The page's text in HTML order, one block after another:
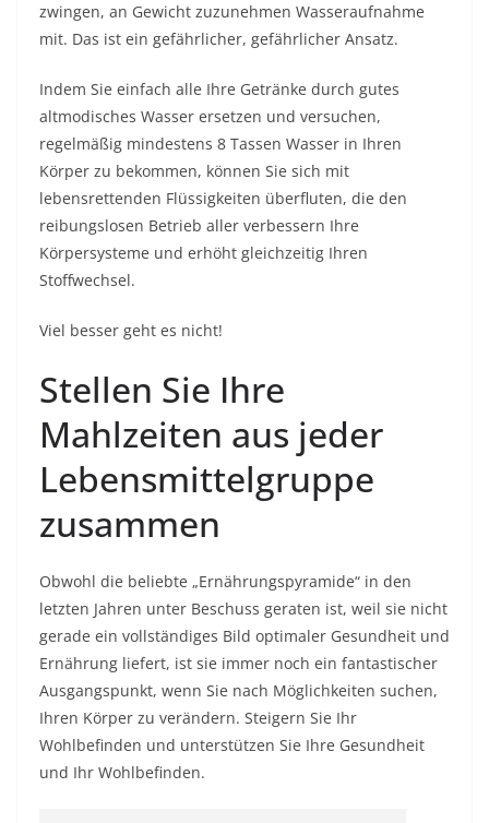
zwingen, an Gewicht zuzunehmen Wasseraufnahme
mit. Das ist ein gefährlicher, gefährlicher Ansatz.
Indem Sie einfach alle Ihre Getränke durch gutes
altmodisches Wasser ersetzen und versuchen,
regelmäßig mindestens 8 Tassen Wasser in Ihren
Körper zu bekommen, können Sie sich mit
lebensrettenden Flüssigkeiten überfluten, die den
reibungslosen Betrieb aller verbessern Ihre
Körpersysteme und erhöht gleichzeitig Ihren
Stoffwechsel.
Viel besser geht es nicht!
Stellen Sie Ihre
Mahlzeiten aus jeder
Lebensmittelgruppe
zusammen
Obwohl die beliebte „Ernährungspyramide“ in den
letzten Jahren unter Beschuss geraten ist, weil sie nicht
gerade ein vollständiges Bild optimaler Gesundheit und
Ernährung liefert, ist sie immer noch ein fantastischer
Ausgangspunkt, wenn Sie nach Möglichkeiten suchen,
Ihren Körper zu verändern. Steigern Sie Ihr
Wohlbefinden und unterstützen Sie Ihre Gesundheit
und Ihr Wohlbefinden.